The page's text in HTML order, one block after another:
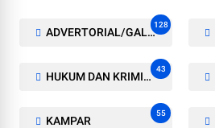
ADVERTORIAL/GALERI
128
HUKUM DAN KRIMINAL
43
KAMPAR
55